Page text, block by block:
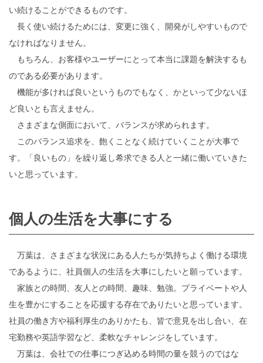
い続けることができるものです。
長く使い続けるためには、変更に強く、開発がしやすいもので
なければなりません。
もちろん、お客様やユーザーにとって本当に課題を解決するも
のである必要があります。
機能が多ければ良いというものでもなく、かといって少ないほ
ど良いとも言えません。
さまざまな側面において、バランスが求められます。
このバランス追求を、飽くことなく続けていくことが大事で
す。「良いもの」を繰り返し希求できる人と一緒に働いていきた
いと思っています。
個人の生活を大事にする
万葉は、さまざまな状況にある人たちが気持ちよく働ける環境
であるように、社員個人の生活を大事にしたいと願っています。
家族との時間、友人との時間、趣味、勉強。プライベートや人
生を豊かにすることを応援する存在でありたいと思っています。
社員の働き方や福利厚生のありかたも、皆で意見を出し合い、在
宅勤務や英語学習など、柔軟なチャレンジをしています。
万葉は、会社での仕事につぎ込める時間の量を競うのではな